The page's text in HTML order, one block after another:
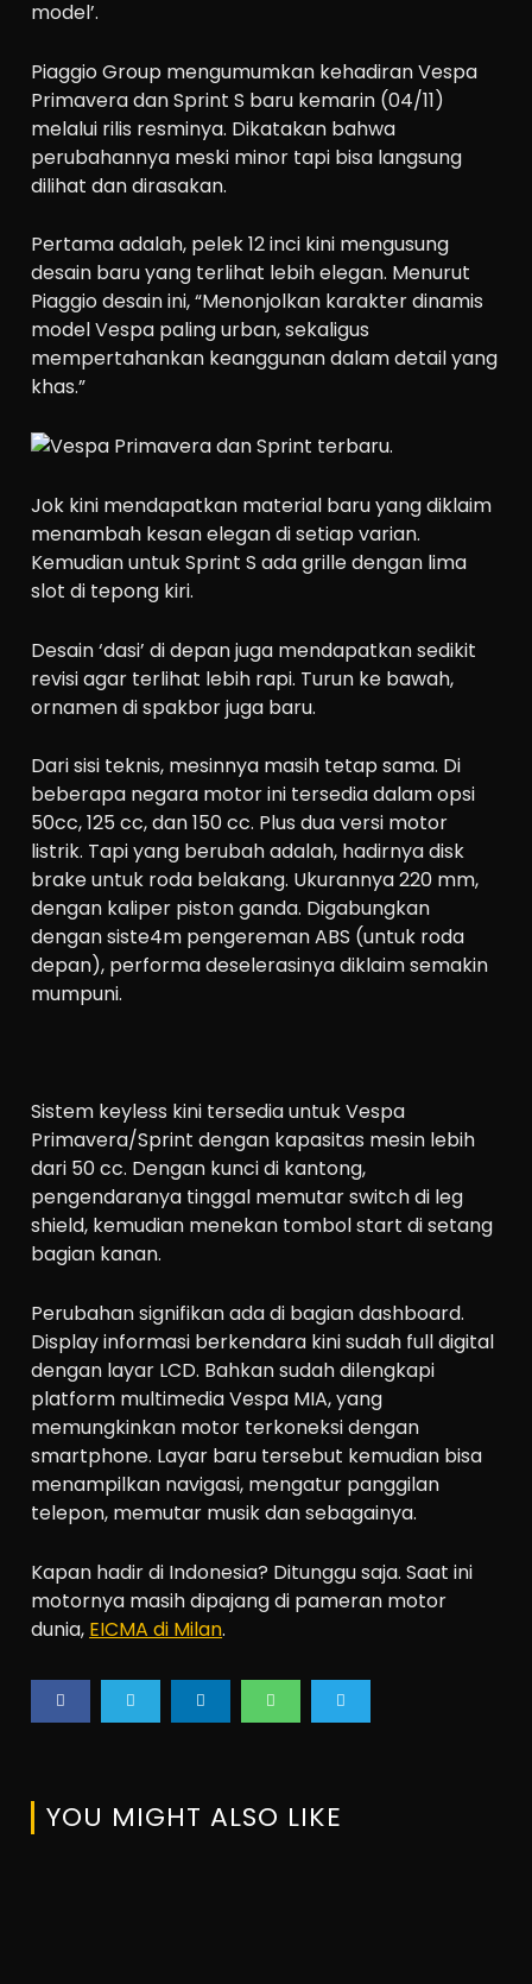
model’.
Piaggio Group mengumumkan kehadiran Vespa
Primavera dan Sprint S baru kemarin (04/11)
melalui rilis resminya. Dikatakan bahwa
perubahannya meski minor tapi bisa langsung
dilihat dan dirasakan.
Pertama adalah, pelek 12 inci kini mengusung
desain baru yang terlihat lebih elegan. Menurut
Piaggio desain ini, “Menonjolkan karakter dinamis
model Vespa paling urban, sekaligus
mempertahankan keanggunan dalam detail yang
khas.”
Jok kini mendapatkan material baru yang diklaim
menambah kesan elegan di setiap varian.
Kemudian untuk Sprint S ada grille dengan lima
slot di tepong kiri.
Desain ‘dasi’ di depan juga mendapatkan sedikit
revisi agar terlihat lebih rapi. Turun ke bawah,
ornamen di spakbor juga baru.
Dari sisi teknis, mesinnya masih tetap sama. Di
beberapa negara motor ini tersedia dalam opsi
50cc, 125 cc, dan 150 cc. Plus dua versi motor
listrik. Tapi yang berubah adalah, hadirnya disk
brake untuk roda belakang. Ukurannya 220 mm,
dengan kaliper piston ganda. Digabungkan
dengan siste4m pengereman ABS (untuk roda
depan), performa deselerasinya diklaim semakin
mumpuni.
Sistem keyless kini tersedia untuk Vespa
Primavera/Sprint dengan kapasitas mesin lebih
dari 50 cc. Dengan kunci di kantong,
pengendaranya tinggal memutar switch di leg
shield, kemudian menekan tombol start di setang
bagian kanan.
Perubahan signifikan ada di bagian dashboard.
Display informasi berkendara kini sudah full digital
dengan layar LCD. Bahkan sudah dilengkapi
platform multimedia Vespa MIA, yang
memungkinkan motor terkoneksi dengan
smartphone. Layar baru tersebut kemudian bisa
menampilkan navigasi, mengatur panggilan
telepon, memutar musik dan sebagainya.
Kapan hadir di Indonesia? Ditunggu saja. Saat ini
motornya masih dipajang di pameran motor
dunia, EICMA di Milan.
YOU MIGHT ALSO LIKE